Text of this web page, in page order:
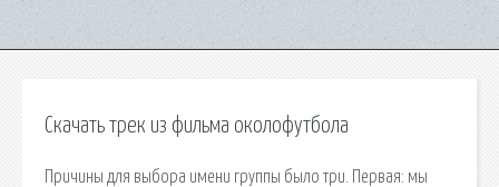
Скачать трек из фильма околофутбола
Причины для выбора имени группы было три. Первая: мы